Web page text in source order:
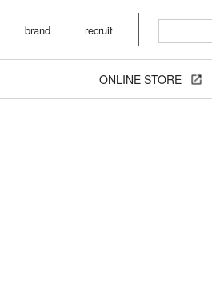
brand recruit
ONLINE STORE